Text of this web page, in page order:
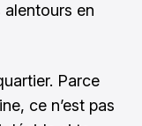
en
Parce
ce n’est pas